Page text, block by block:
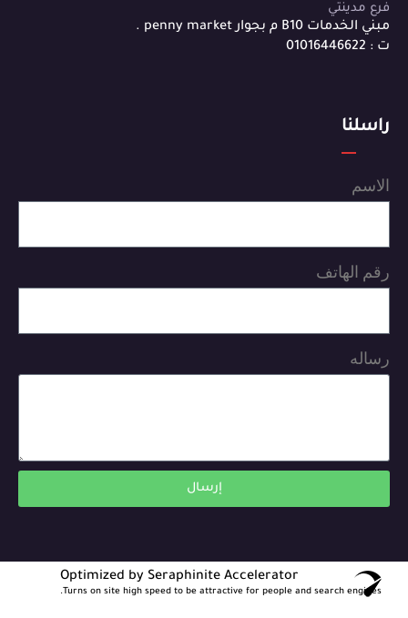
فرع مدينتي
مبني الخدمات B10 م بجوار penny market .
ت : 01016446622
راسلنا
الاسم
رقم الهاتف
رساله
إرسال
Optimized by Seraphinite Accelerator
Turns on site high speed to be attractive for people and search engines.